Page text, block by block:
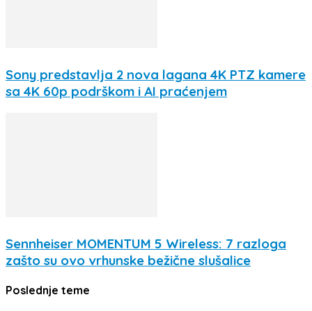
Sony predstavlja 2 nova lagana 4K PTZ kamere
sa 4K 60p podrškom i AI praćenjem
Sennheiser MOMENTUM 5 Wireless: 7 razloga
zašto su ovo vrhunske bežične slušalice
Poslednje teme